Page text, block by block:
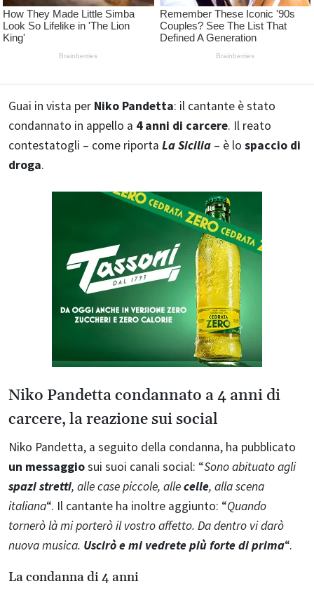
Guai in vista per Niko Pandetta: il cantante è stato
condannato in appello a 4 anni di carcere. Il reato
contestatogli – come riporta La Sicilia – è lo spaccio di
droga.
Niko Pandetta condannato a 4 anni di
carcere, la reazione sui social
Niko Pandetta, a seguito della condanna, ha pubblicato
un messaggiosui suoi canali social: “Sono abituato agli
spazi stretti, alle case piccole, allecelle, alla scena
italiana“. Il cantante ha inoltre aggiunto: “Quando
tornerò là mi porterò il vostro affetto. Da dentro vi darò
nuova musica. Uscirò e mi vedrete più forte di prima“.
La condanna di 4 anni